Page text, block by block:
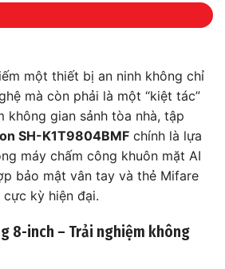
một thiết bị an ninh không chỉ
mà còn phải là một “kiệt tác”
không gian sảnh tòa nhà, tập
SH-K1T9804BMF chính là lựa
máy chấm công khuôn mặt AI
bảo mật vân tay và thẻ Mifare
kỳ hiện đại.
8-inch – Trải nghiệm không